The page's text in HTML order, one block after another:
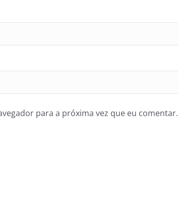
para a próxima vez que eu comentar.